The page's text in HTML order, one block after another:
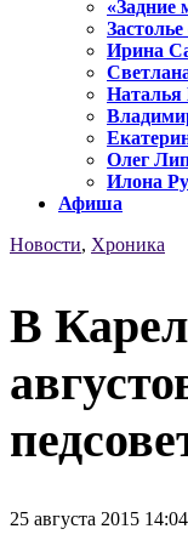
Ирина
Олег
Илона
Афиша
Новости, Хроника
В
25 августа 2015 14:04